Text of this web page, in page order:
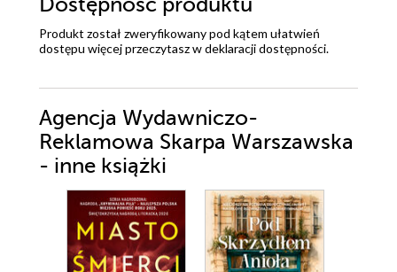
Produkt został zweryfikowany pod kątem ułatwień
dostępu więcej przeczytasz wdeklaracji dostępności.
Agencja Wydawniczo-
Reklamowa Skarpa Warszawska
- inne książki